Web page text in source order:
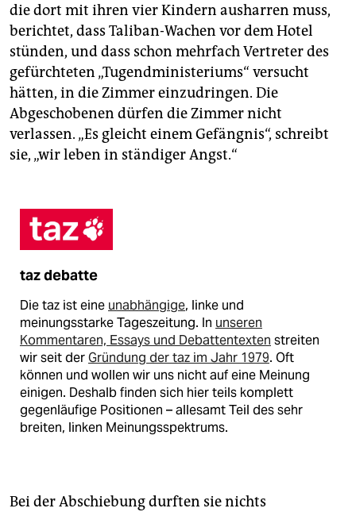
die dort mit ihren vier Kindern ausharren muss,
berichtet, dass Taliban-Wachen vor dem Hotel
stünden, und dass schon mehrfach Vertreter des
gefürchteten „Tugendministeriums“ versucht
hätten, in die Zimmer einzudringen. Die
Abgeschobenen dürfen die Zimmer nicht
verlassen. „Es gleicht einem Gefängnis“, schreibt
sie, „wir leben in ständiger Angst.“
taz debatte
Die taz ist eine unabhängige, linke und
meinungsstarke Tageszeitung. In unseren
Kommentaren, Essays und Debattentexten streiten
wir seit derGründung der taz im Jahr 1979. Oft
können und wollen wir uns nicht auf eine Meinung
einigen. Deshalb finden sich hier teils komplett
gegenläufige Positionen – allesamt Teil des sehr
breiten, linken Meinungsspektrums.
Bei der Abschiebung durften sie nichts